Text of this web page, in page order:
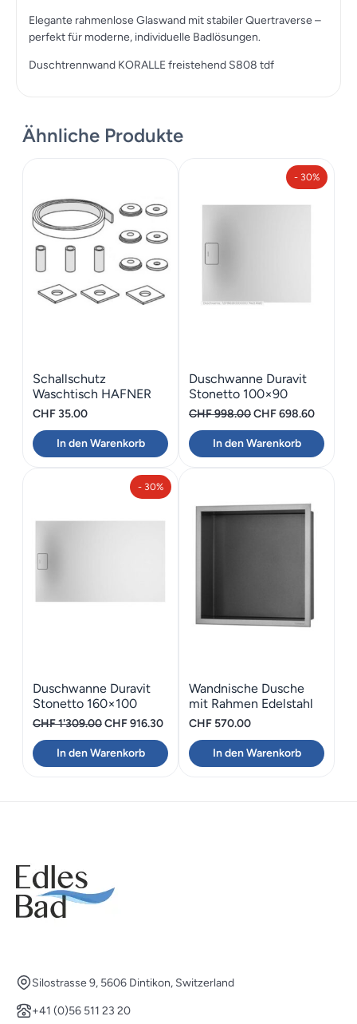
Elegante rahmenlose Glaswand mit stabiler Quertraverse –
perfekt für moderne, individuelle Badlösungen.
Duschtrennwand KORALLE freistehend S808 tdf
Ähnliche Produkte
Schallschutz
Waschtisch HAFNER
Gummiband 110
CHF35.00
In den Warenkorb
- 30%
Duschwanne Duravit
Stonetto 100×90
CHF998.00Ursprünglicher
Preis
war:
CHF698.60
Preis
ist:
In den Warenkorb
- 30%
Duschwanne Duravit
Stonetto 160×100
CHF1'309.00Ursprünglicher
Preis
war:
CHF916.30Aktueller
Preis
ist:
In den Warenkorb
Wandnische Dusche
mit Rahmen Edelstahl
ESS BOX B= 30 cm
CHF 570.00
In den Warenkorb
Silostrasse 9, 5606 Dintikon, Switzerland
+41 (0)56 511 23 20